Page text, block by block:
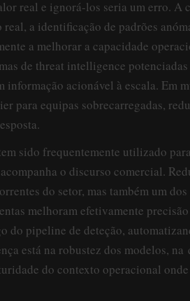
real e ignorá-los seria um erro. A
a identificação de padrões
a melhorar a capacidade
de threat intelligence
informação acionável à escala. Em
para equipas sobrecarregadas,
sido frequentemente utilizado
o discurso comercial.
do setor, mas também um
melhoram efetivamente
pipeline de deteção,
está na robustez dos modelos, na
do contexto operacional onde